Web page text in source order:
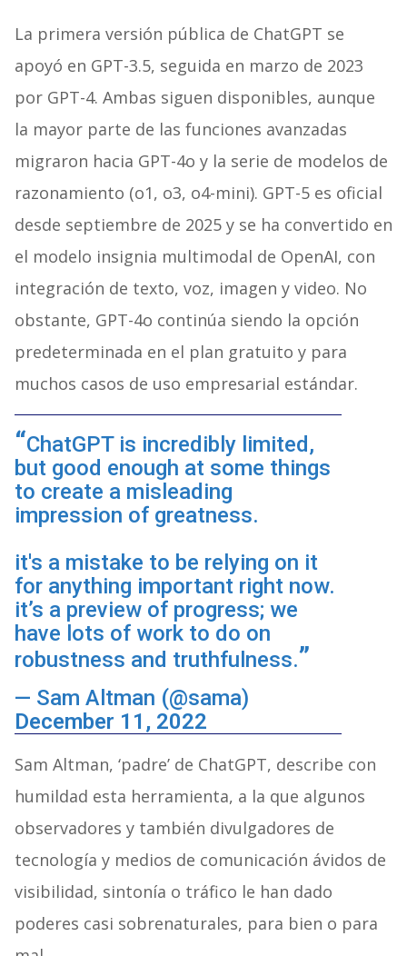
La primera versión pública de ChatGPT se
apoyó en GPT-3.5, seguida en marzo de 2023
por GPT-4. Ambas siguen disponibles, aunque
la mayor parte de las funciones avanzadas
migraron hacia GPT-4o y la serie de modelos de
razonamiento (o1, o3, o4-mini). GPT-5 es oficial
desde septiembre de 2025 y se ha convertido en
el modelo insignia multimodal de OpenAI, con
integración de texto, voz, imagen y video. No
obstante, GPT-4o continúa siendo la opción
predeterminada en el plan gratuito y para
muchos casos de uso empresarial estándar.
ChatGPT is incredibly limited,
but good enough at some things
to create a misleading
impression of greatness.
it's a mistake to be relying on it
for anything important right now.
it’s a preview of progress; we
have lots of work to do on
robustness and truthfulness.
— Sam Altman (@sama)
December 11, 2022
Sam Altman, ‘padre’ de ChatGPT, describe con
humildad esta herramienta, a la que algunos
observadores y también divulgadores de
tecnología y medios de comunicación ávidos de
visibilidad, sintonía o tráfico le han dado
poderes casi sobrenaturales, para bien o para